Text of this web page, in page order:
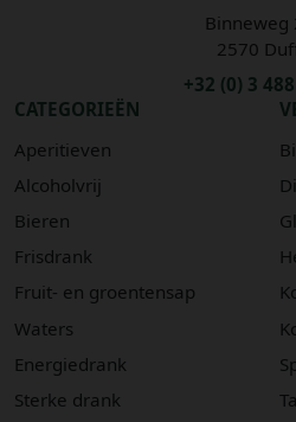
Binneweg
2570
+32 (0) 3
CATEGORIEËN
Aperitieven
Alcoholvrij
Bieren
Frisdrank
Fruit- en groentensap
Waters
Energiedrank
Sterke drank